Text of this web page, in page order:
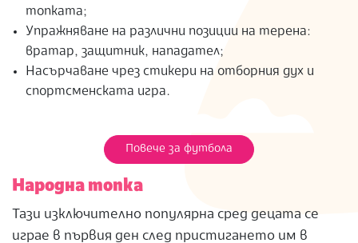
топката;
Упражняване на различни позиции на терена:
вратар, защитник, нападател;
Насърчаване чрез стикери на отборния дух и
спортсменската игра.
Повече за футбола
Народна топка
Тази изключително популярна сред децата се
играе в първия ден след пристигането им в